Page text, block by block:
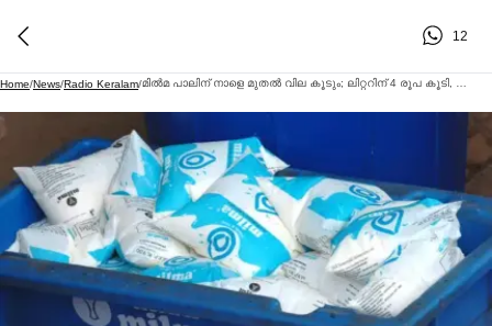
12
Home/News/Radio Keralam/